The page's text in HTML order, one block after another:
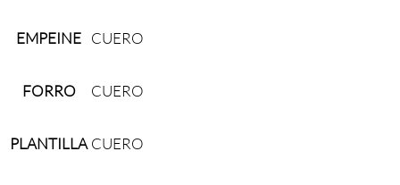
EMPEINE CUERO
FORRO CUERO
PLANTILLA CUERO